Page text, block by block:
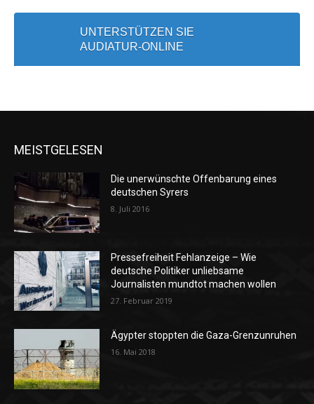
UNTERSTÜTZEN SIE
AUDIATUR-ONLINE
MEISTGELESEN
Die unerwünschte Offenbarung eines
deutschen Syrers
8. Juli 2016
Pressefreiheit Fehlanzeige – Wie
deutsche Politiker unliebsame
Journalisten mundtot machen wollen
27. Februar 2019
Ägypter stoppten die Gaza-Grenzunruhen
16. Mai 2018